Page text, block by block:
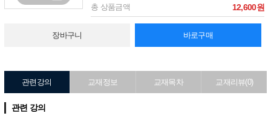
총 상품금액 12,600원
장바구니 바로구매
관련강의 교재정보 교재목차 교재리뷰(0)
관련 강의